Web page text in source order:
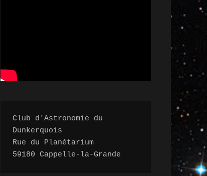
Club d'Astronomie du
Dunkerquois
Rue du Planétarium
59180 Cappelle-la-Grande